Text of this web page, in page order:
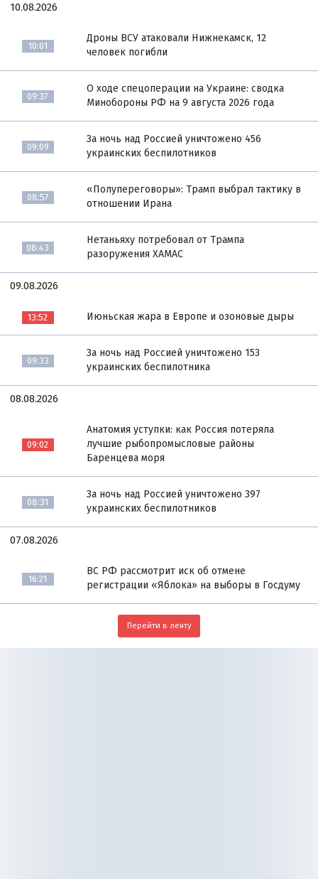
10.08.2026
10:01
Дроны ВСУ атаковали Нижнекамск, 12
человек погибли
09:37
О ходе спецоперации на Украине: сводка
Минобороны РФ на 9 августа 2026 года
09:09
За ночь над Россией уничтожено 456
украинских беспилотников
08:57
«Полупереговоры»: Трамп выбрал тактику в
отношении Ирана
08:43
Нетаньяху потребовал от Трампа
разоружения ХАМАС
09.08.2026
13:52 Июньская жара в Европе и озоновые дыры
09:33
За ночь над Россией уничтожено 153
украинских беспилотника
08.08.2026
09:02
Анатомия уступки: как Россия потеряла
лучшие рыбопромысловые районы
Баренцева моря
08:31
За ночь над Россией уничтожено 397
украинских беспилотников
07.08.2026
16:21
ВС РФ рассмотрит иск об отмене
регистрации «Яблока» на выборы в Госдуму
Перейти в ленту